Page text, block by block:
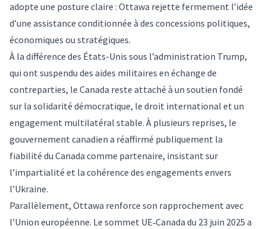
adopte une posture claire : Ottawa rejette fermement l’idée
d’une assistance conditionnée à des concessions politiques,
économiques ou stratégiques.
À la différence des États-Unis sous l’administration Trump,
qui ont suspendu des aides militaires en échange de
contreparties, le Canada reste attaché à un soutien fondé
sur la solidarité démocratique, le droit international et un
engagement multilatéral stable. À plusieurs reprises, le
gouvernement canadien a réaffirmé publiquement la
fiabilité du Canada comme partenaire, insistant sur
l’impartialité et la cohérence des engagements envers
l’Ukraine.
Parallèlement, Ottawa renforce son rapprochement avec
l’Union européenne. Le sommet UE‑Canada du 23 juin 2025 a